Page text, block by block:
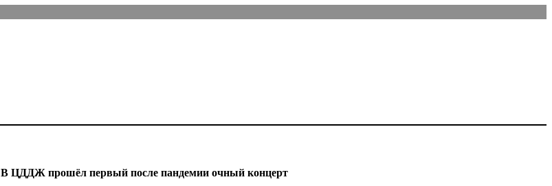
В ЦДДЖ прошёл первый после пандемии очный концерт